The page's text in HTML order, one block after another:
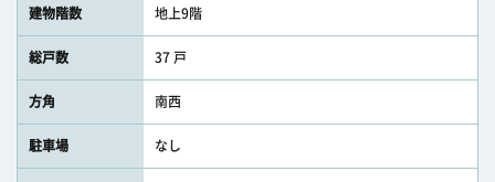
建物階数 地上9階
総戸数 37 戸
方角 南西
駐車場 なし